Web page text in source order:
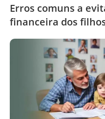
Erros comuns a
financeira dos